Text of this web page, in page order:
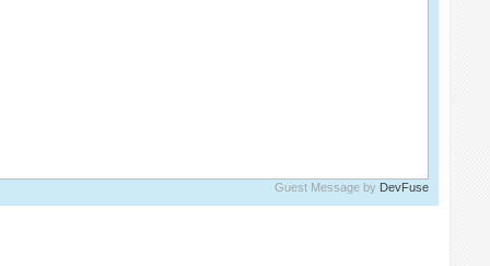
Guest Message by DevFuse